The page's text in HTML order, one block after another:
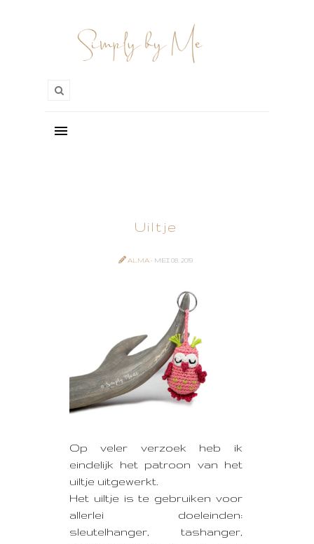
Uiltje
ALMA - MEI 08, 2019
Op veler verzoek heb ik
eindelijk het patroon van het
uiltje uitgewerkt.
Het uiltje is te gebruiken voor
allerlei doeleinden:
sleutelhanger, tashanger,